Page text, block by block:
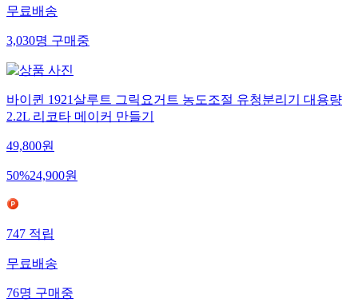
무료배송
3,030명구매중
바이퀸 1921살루트 그릭요거트 농도조절 유청분리기 대용량
2.2L 리코타 메이커 만들기
49,800원
50%24,900원
747적립
무료배송
76명구매중